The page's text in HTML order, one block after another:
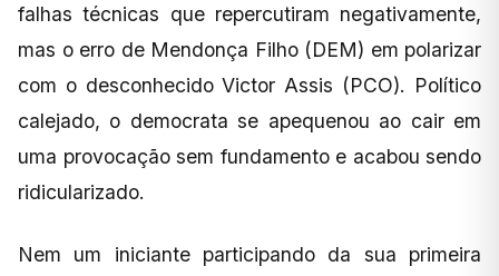
falhas técnicas que repercutiram negativamente,
mas o erro de Mendonça Filho (DEM) em polarizar
com o desconhecido Victor Assis (PCO). Político
calejado, o democrata se apequenou ao cair em
uma provocação sem fundamento e acabou sendo
ridicularizado.
Nem um iniciante participando da sua primeira